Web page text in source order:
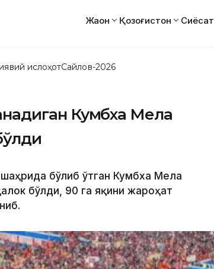
Жаҳон Қозоғистон Сиёсат
ислоҳотСайлов-2026
Кумбха Мела
шаҳрида бўлиб ўтган Кумбха Мела
бўлди, 90 га яқини жароҳат